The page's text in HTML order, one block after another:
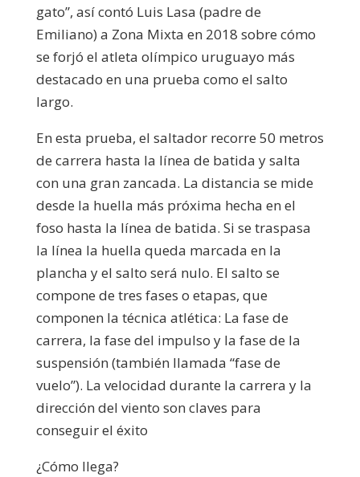
gato”, así contó Luis Lasa (padre de
Emiliano) a Zona Mixta en 2018 sobre cómo
se forjó el atleta olímpico uruguayo más
destacado en una prueba como el salto
largo.
En esta prueba, el saltador recorre 50 metros
de carrera hasta la línea de batida y salta
con una gran zancada. La distancia se mide
desde la huella más próxima hecha en el
foso hasta la línea de batida. Si se traspasa
la línea la huella queda marcada en la
plancha y el salto será nulo. El salto se
compone de tres fases o etapas, que
componen la técnica atlética: La fase de
carrera, la fase del impulso y la fase de la
suspensión (también llamada “fase de
vuelo”). La velocidad durante la carrera y la
dirección del viento son claves para
conseguir el éxito
¿Cómo llega?